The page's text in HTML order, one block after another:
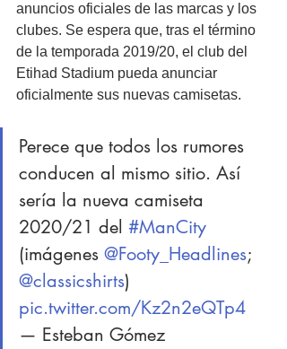
anuncios oficiales de las marcas y los
clubes. Se espera que, tras el término
de la temporada 2019/20, el club del
Etihad Stadium pueda anunciar
oficialmente sus nuevas camisetas.
Perece que todos los rumores
conducen al mismo sitio. Así
sería la nueva camiseta
2020/21 del #ManCity
(imágenes @Footy_Headlines;
@classicshirts)
pic.twitter.com/Kz2n2eQTp4
— Esteban Gómez